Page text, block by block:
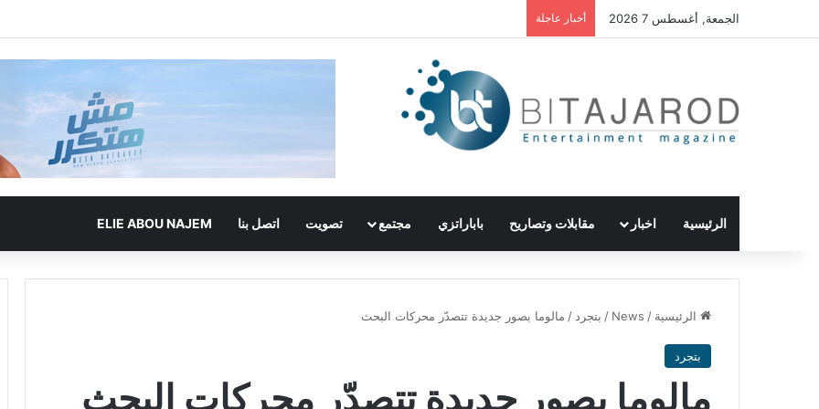
الجمعة, أغسطس 7 2026 أخبار عاجلة
الرئيسية اخبار مقابلات وتصاريح باباراتزي مجتمع تصويت اتصل بنا ELIE ABOU NAJEM
الرئيسية /
News
/ بتجرد / مالوما بصور جديدة تتصدّر محركات البحث
بتجرد
مالوما بصور جديدة تتصدّر محركات البحث